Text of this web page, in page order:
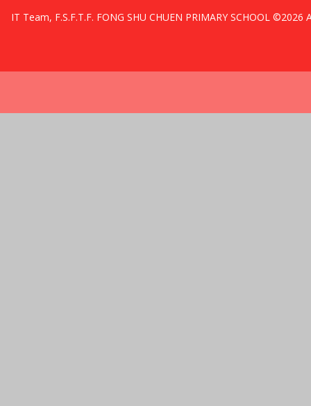
IT Team, F.S.F.T.F. FONG SHU CHUEN PRIMARY SCHOOL ©2026